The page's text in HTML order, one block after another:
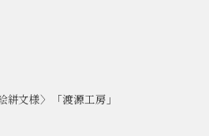
文様〉「渡源工房」